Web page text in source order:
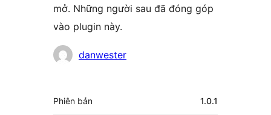
mở. Những người sau đã đóng góp
vào plugin này.
Những
góp
danwester
Meta
Phiên bản 1.0.1